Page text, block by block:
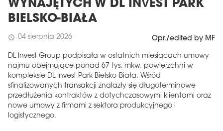
WYNAJĘTYCH W DL INVEST PARK
BIELSKO-BIAŁA
schedule 04 sierpnia 2026 Opr./edited by MF
DL Invest Group podpisała w ostatnich miesiącach umowy
najmu obejmujące ponad 67 tys. mkw. powierzchni w
kompleksie DL Invest Park Bielsko-Biała. Wśród
sfinalizowanych transakcji znalazły się długoterminowe
przedłużenia kontraktów z dotychczasowymi klientami oraz
nowe umowy z firmami z sektora produkcyjnego i
logistycznego.